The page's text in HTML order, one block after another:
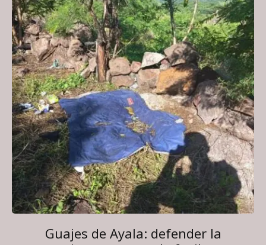
Guajes de Ayala: defender la